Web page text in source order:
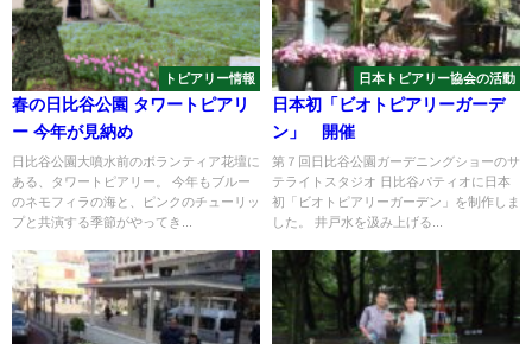
トピアリー情報
春の日比谷公園 タワートピアリ
ー 今年が見納め
日比谷公園大噴水前のボランティア花壇に
ある、タワートピアリー。 今年もブルー
のネモフィラの海と、ピンクのチューリッ
プと共演する季節がやってき...
日本トピアリー協会の活動
日本初「ビオトピアリーガーデ
ン」 開催
第７回日比谷公園ガーデニングショーのサ
テライトスタジオ 日比谷パティオに日本
初「ビオトピアリーガーデン」を制作しま
した。 井戸水を汲み上げる...